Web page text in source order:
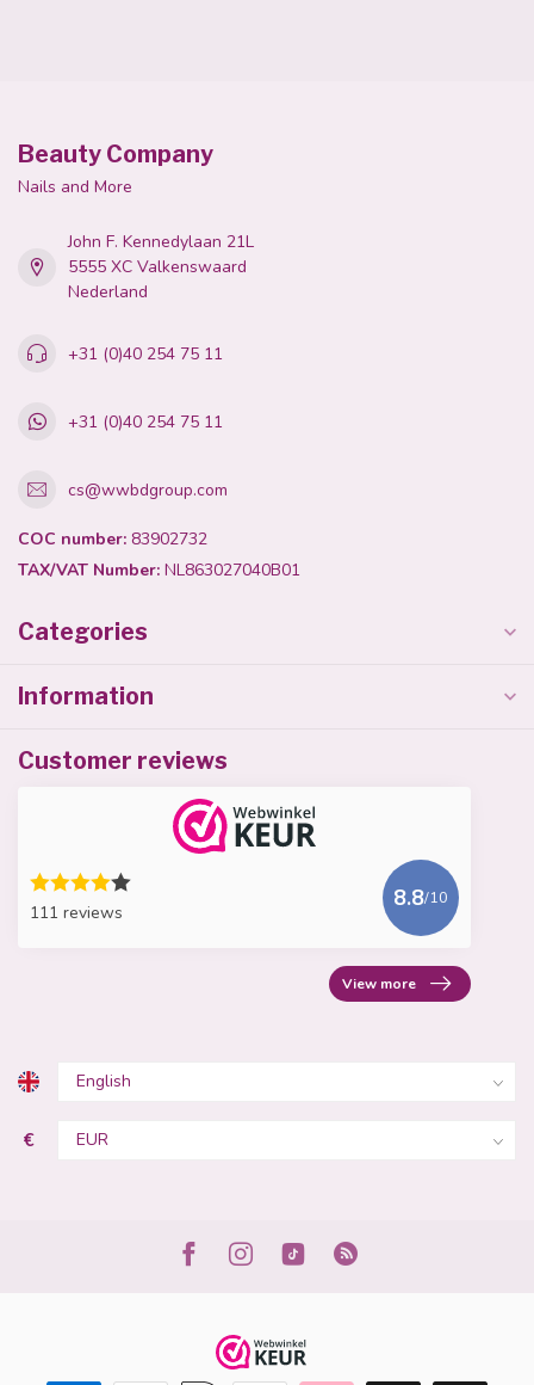
Beauty Company
Nails and More
John F. Kennedylaan 21L
5555 XC Valkenswaard
Nederland
+31 (0)40 254 75 11
+31 (0)40 254 75 11
cs@wwbdgroup.com
COC number: 83902732
TAX/VAT Number: NL863027040B01
Categories
Information
Customer reviews
111 reviews
8.8/10
View more
€